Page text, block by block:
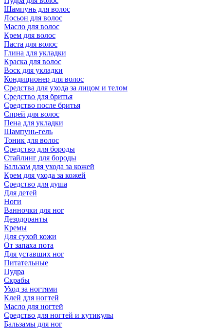
Шампунь для волос
Лосьон для волос
Масло для волос
Крем для волос
Паста для волос
Глина для укладки
Краска для волос
Воск для укладки
Кондиционер для волос
Средства для ухода за лицом и телом
Средство для бритья
Средство после бритья
Спрей для волос
Пена для укладки
Шампунь-гель
Тоник для волос
Средство для бороды
Стайлинг для бороды
Бальзам для ухода за кожей
Крем для ухода за кожей
Средство для душа
Для детей
Ноги
Ванночки для ног
Дезодоранты
Кремы
Для сухой кожи
От запаха пота
Для уставших ног
Питательные
Пудра
Скрабы
Уход за ногтями
Клей для ногтей
Масло для ногтей
Средство для ногтей и кутикулы
Бальзамы для ног